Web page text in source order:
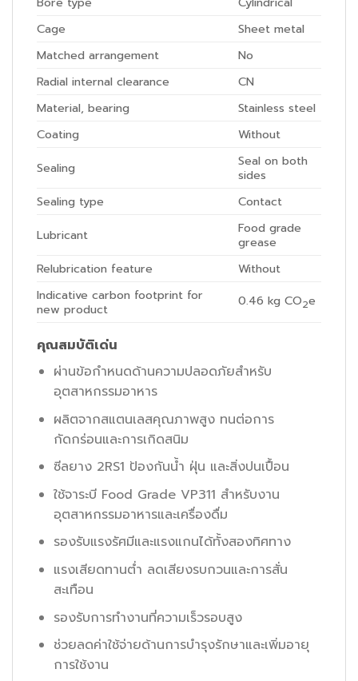
Cage
Sheet metal
Matched arrangement
No
Radial internal clearance
CN
Material, bearing
Stainless steel
Coating
Without
Sealing
Seal on both
sides
Sealing type
Contact
Lubricant
Food grade
grease
Relubrication feature
Without
Indicative carbon footprint for
new product
0.46 kg CO2e
คุณสมบัติเด่น
ผ่านข้อกำหนดด้านความปลอดภัยสำหรับ
อุตสาหกรรมอาหาร
ผลิตจากสแตนเลสคุณภาพสูง ทนต่อการ
กัดกร่อนและการเกิดสนิม
ซีลยาง 2RS1 ป้องกันน้ำ ฝุ่น และสิ่งปนเปื้อน
ใช้จาระบี Food Grade VP311 สำหรับงาน
อุตสาหกรรมอาหารและเครื่องดื่ม
รองรับแรงรัศมีและแรงแกนได้ทั้งสองทิศทาง
แรงเสียดทานต่ำ ลดเสียงรบกวนและการสั่น
สะเทือน
รองรับการทำงานที่ความเร็วรอบสูง
ช่วยลดค่าใช้จ่ายด้านการบำรุงรักษาและเพิ่มอายุ
การใช้งาน